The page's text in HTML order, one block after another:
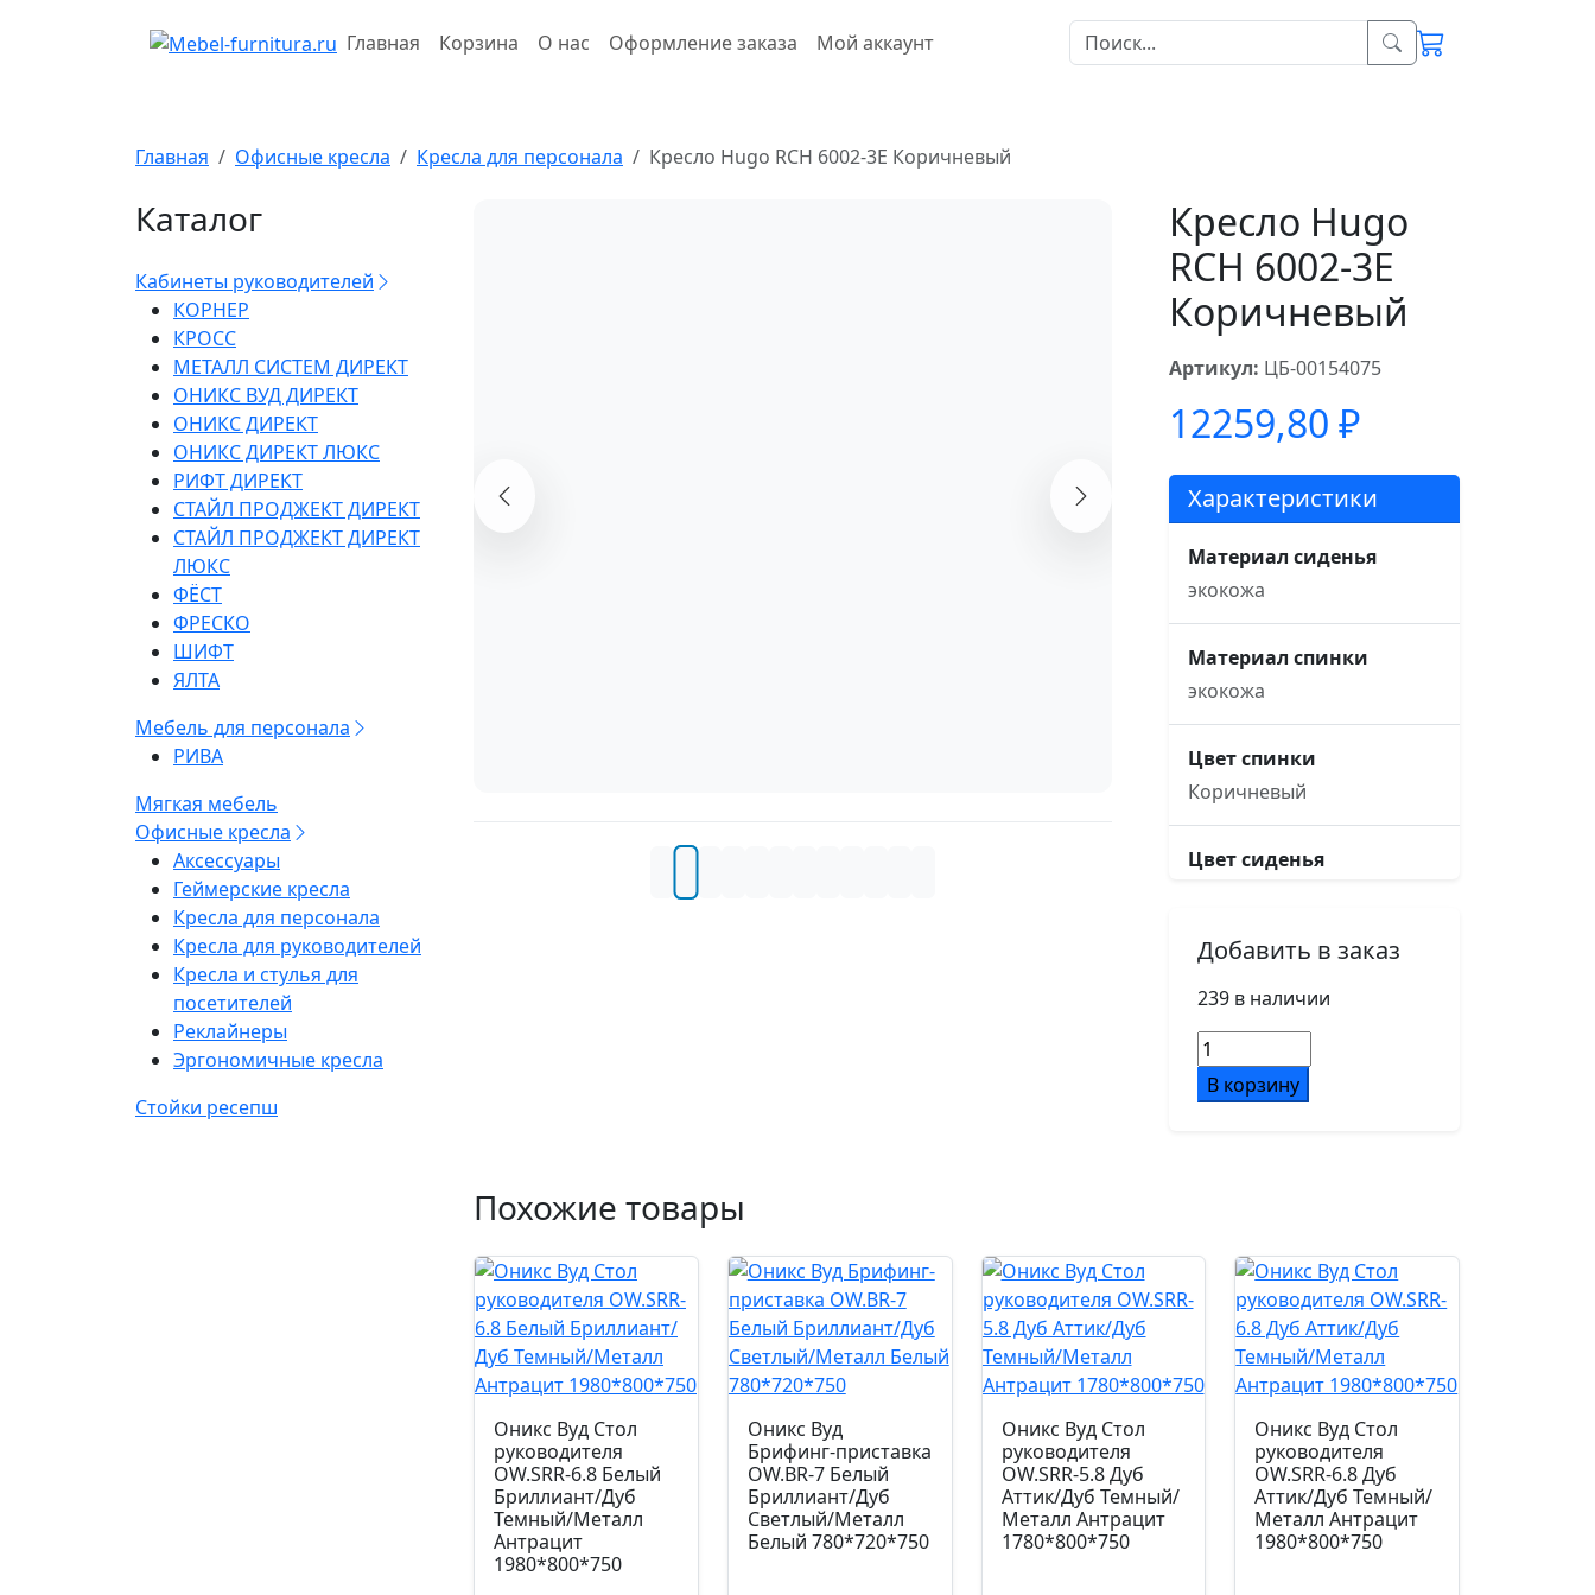
Главная Корзина О нас Оформление заказа Мой аккаунт
Главная Офисные кресла Кресла для персонала Кресло Hugo RCH 6002-3E Коричневый
Каталог
Кабинеты руководителей
КОРНЕР
КРОСС
МЕТАЛЛ СИСТЕМ ДИРЕКТ
ОНИКС ВУД ДИРЕКТ
ОНИКС ДИРЕКТ
ОНИКС ДИРЕКТ ЛЮКС
РИФТ ДИРЕКТ
СТАЙЛ ПРОДЖЕКТ ДИРЕКТ
СТАЙЛ ПРОДЖЕКТ ДИРЕКТ
ЛЮКС
ФЁСТ
ФРЕСКО
ШИФТ
ЯЛТА
Мебель для персонала
РИВА
Мягкая мебель
Офисные кресла
Аксессуары
Геймерские кресла
Кресла для персонала
Кресла для руководителей
Кресла и стулья для
посетителей
Реклайнеры
Эргономичные кресла
Стойки ресепш
Кресло Hugo
RCH 6002-3E
Коричневый
Артикул: ЦБ-00154075
12259,80 ₽
Характеристики
Материал сиденья
экокожа
Материал спинки
экокожа
Цвет спинки
Коричневый
Цвет сиденья
Основание кресла
рама, металлическая
Подлокотники
Страна производства
Китай
Допустимая нагрузка кг.
Код цвета
экокожа (K66-08)
Добавить в заказ
239 в наличии
Количество
товара
Кресло
В корзину
Похожие товары
Оникс Вуд Стол
руководителя
OW.SRR-6.8 Белый
Бриллиант/Дуб
Темный/Металл
Антрацит
1980*800*750
Оникс Вуд
Брифинг-приставка
OW.BR-7 Белый
Бриллиант/Дуб
Светлый/Металл
Белый 780*720*750
Оникс Вуд Стол
руководителя
OW.SRR-5.8 Дуб
Аттик/Дуб Темный/
Металл Антрацит
1780*800*750
Оникс Вуд Стол
руководителя
OW.SRR-6.8 Дуб
Аттик/Дуб Темный/
Металл Антрацит
1980*800*750